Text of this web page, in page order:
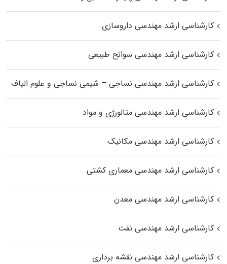
کارشناسی ارشد مهندسی داروسازی
کارشناسی ارشد مهندسی سوانح طبیعی
کارشناسی ارشد مهندسی نساجی – شیمی نساجی و علوم الیاف
کارشناسی ارشد مهندسی متالورژی و مواد
کارشناسی ارشد مهندسی مکانیک
کارشناسی ارشد مهندسی معماری کشتی
کارشناسی ارشد مهندسی معدن
کارشناسی ارشد مهندسی نفت
کارشناسی ارشد مهندسی نقشه برداری